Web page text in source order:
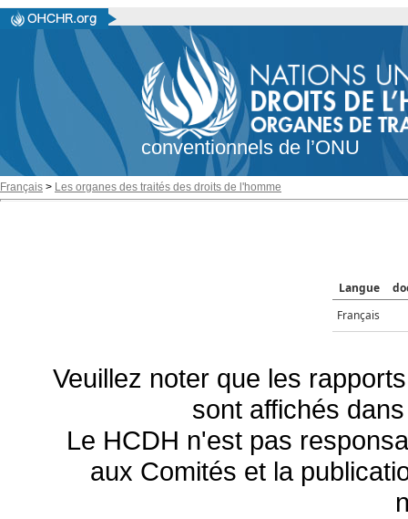
conventionnels de l’ONU
Français > Les organes des traités des droits de l'homme
Langue
Français
Veuillez noter que les
sont affichés
Le HCDH n'est pas
aux Comités et la